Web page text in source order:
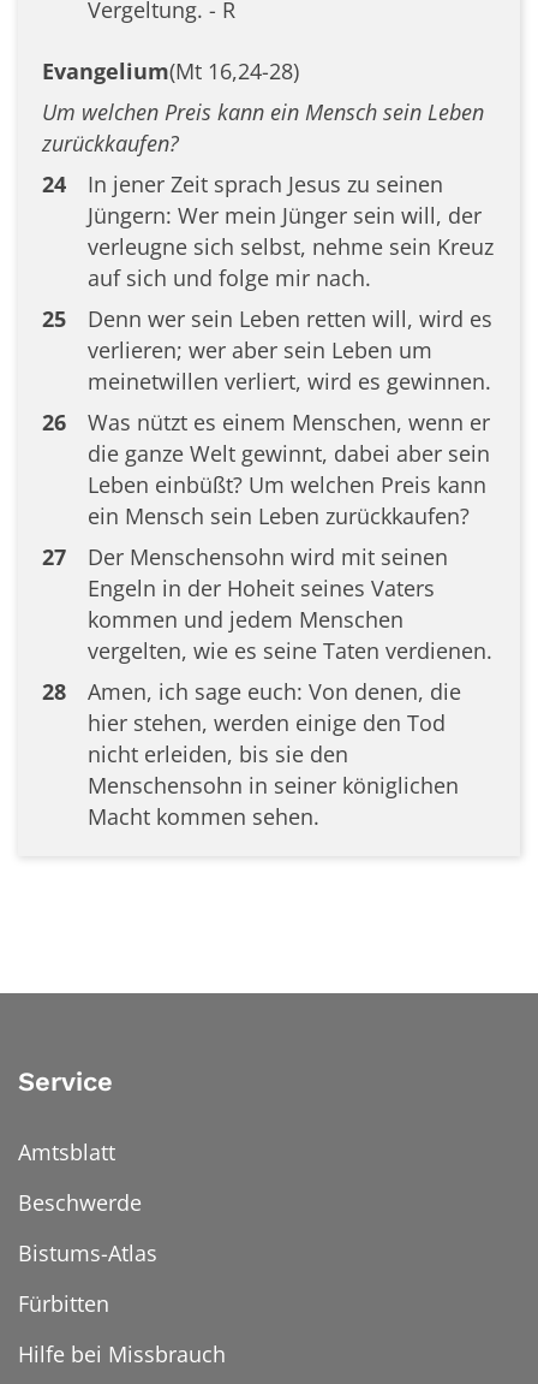
Vergeltung. - R
Evangelium(Mt 16,24-28)
Um welchen Preis kann ein Mensch sein Leben
zurückkaufen?
24
In jener Zeit sprach Jesus zu seinen
Jüngern: Wer mein Jünger sein will, der
verleugne sich selbst, nehme sein Kreuz
auf sich und folge mir nach.
25
Denn wer sein Leben retten will, wird es
verlieren; wer aber sein Leben um
meinetwillen verliert, wird es gewinnen.
26
Was nützt es einem Menschen, wenn er
die ganze Welt gewinnt, dabei aber sein
Leben einbüßt? Um welchen Preis kann
ein Mensch sein Leben zurückkaufen?
27
Der Menschensohn wird mit seinen
Engeln in der Hoheit seines Vaters
kommen und jedem Menschen
vergelten, wie es seine Taten verdienen.
28
Amen, ich sage euch: Von denen, die
hier stehen, werden einige den Tod
nicht erleiden, bis sie den
Menschensohn in seiner königlichen
Macht kommen sehen.
Service
Amtsblatt
Beschwerde
Bistums-Atlas
Fürbitten
Hilfe bei Missbrauch